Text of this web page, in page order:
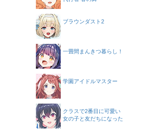
ブラウンダスト2
一畳間まんきつ暮らし！
学園アイドルマスター
クラスで2番目に可愛い
女の子と友だちになった